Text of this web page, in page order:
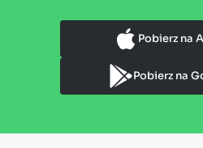
Pobierz na
Pobierz na